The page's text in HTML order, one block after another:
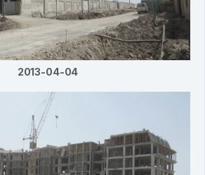
2013-04-04